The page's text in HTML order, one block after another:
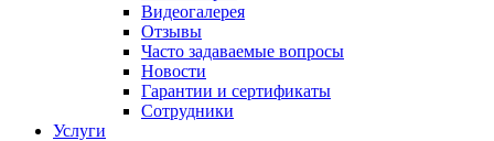
Видеогалерея
Отзывы
Часто задаваемые вопросы
Новости
Гарантии и сертификаты
Сотрудники
Услуги